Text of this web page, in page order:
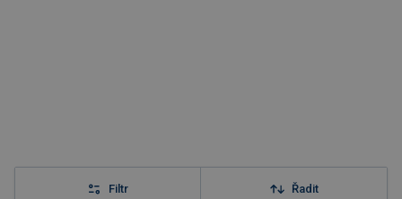
Filtr Řadit